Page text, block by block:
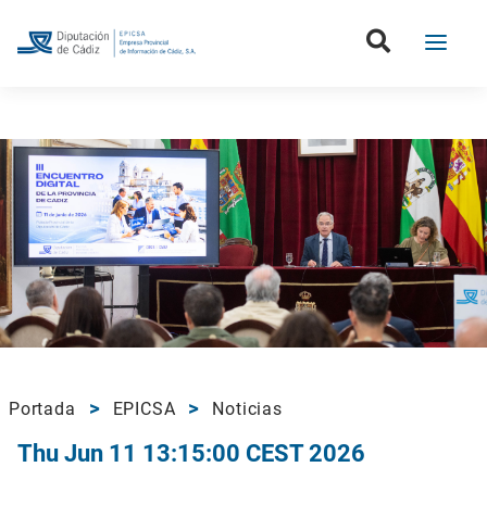
Portada EPICSA Noticias
Thu Jun 11 13:15:00 CEST 2026